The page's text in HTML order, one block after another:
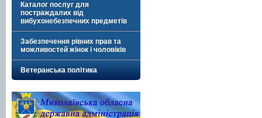
Каталог послуг для
постраждалих від
вибухонебезпечних предметів
Забезпечення рівних прав та
можливостей жінок і чоловіків
Ветеранська політика